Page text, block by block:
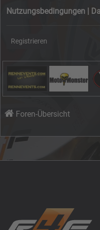
Nutzungsbedingungen
Registrieren
Foren-Übersicht